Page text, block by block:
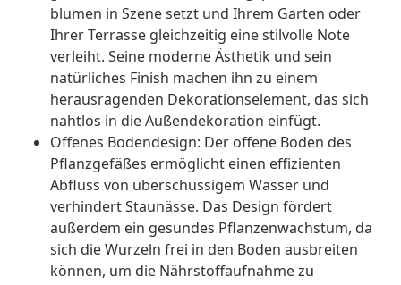
blumen in Szene setzt und Ihrem Garten oder
Ihrer Terrasse gleichzeitig eine stilvolle Note
verleiht. Seine moderne Ästhetik und sein
natürliches Finish machen ihn zu einem
herausragenden Dekorationselement, das sich
nahtlos in die Außendekoration einfügt.
Offenes Bodendesign: Der offene Boden des
Pflanzgefäßes ermöglicht einen effizienten
Abfluss von überschüssigem Wasser und
verhindert Staunässe. Das Design fördert
außerdem ein gesundes Pflanzenwachstum, da
sich die Wurzeln frei in den Boden ausbreiten
können, um die Nährstoffaufnahme zu